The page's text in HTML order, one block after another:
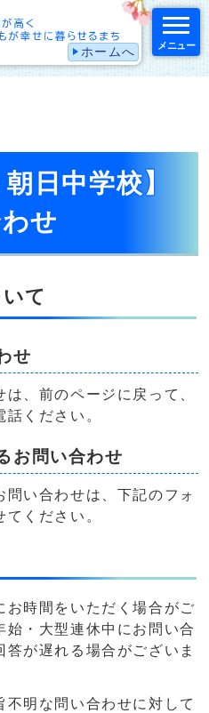
ホームへ メニュー
日中学校】
せ
て
せ
、前のページに戻って、
ください。
お問い合わせ
問い合わせは、下記のフォ
ください。
お時間をいただく場合がご
始・大型連休中にお問い合
が遅れる場合がございま
不明な問い合わせに対して